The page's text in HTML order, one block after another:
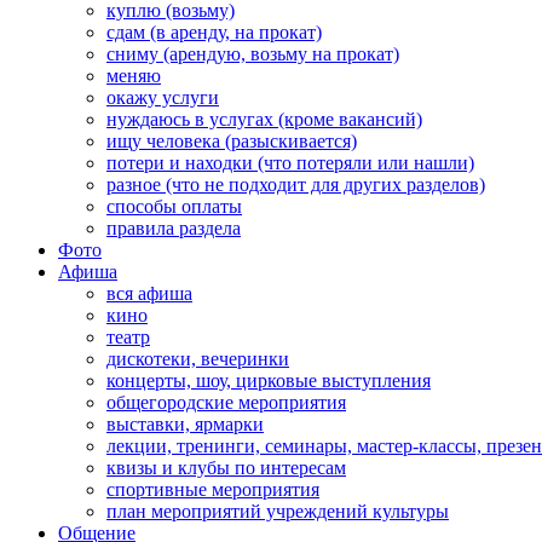
куплю (возьму)
сдам (в аренду, на прокат)
сниму (арендую, возьму на прокат)
меняю
окажу услуги
нуждаюсь в услугах (кроме вакансий)
ищу человека (разыскивается)
потери и находки (что потеряли или нашли)
разное (что не подходит для других разделов)
способы оплаты
правила раздела
Фото
Афиша
вся афиша
кино
театр
дискотеки, вечеринки
концерты, шоу, цирковые выступления
общегородские мероприятия
выставки, ярмарки
лекции, тренинги, семинары, мастер-классы,
квизы и клубы по интересам
спортивные мероприятия
план мероприятий учреждений культуры
Общение